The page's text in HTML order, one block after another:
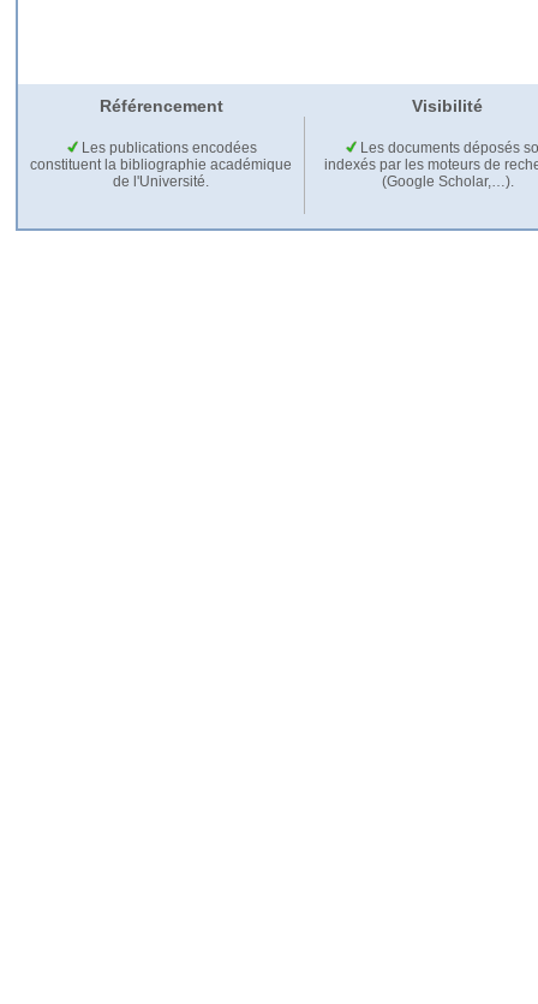
Référencement Visibilité
Les publications encodées
constituent la bibliographie académique
de l'Université.
Les documents déposés
indexés par les moteurs de
(Google Scholar,…).